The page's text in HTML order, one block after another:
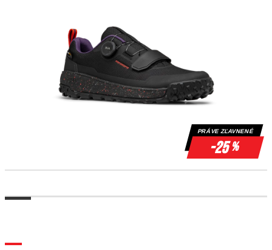
PRÁVE ZĽAVNENÉ
-25%